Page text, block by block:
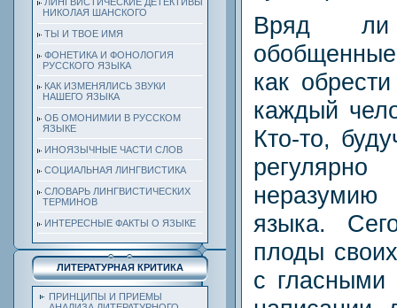
НИКОЛАЯ ШАНСКОГО
ТЫ И ТВОЕ ИМЯ
ФОНЕТИКА И ФОНОЛОГИЯ
РУССКОГО ЯЗЫКА
КАК ИЗМЕНЯЛИСЬ ЗВУКИ
НАШЕГО ЯЗЫКА
ОБ ОМОНИМИИ В РУССКОМ
ЯЗЫКЕ
ИНОЯЗЫЧНЫЕ ЧАСТИ СЛОВ
СОЦИАЛЬНАЯ ЛИНГВИСТИКА
СЛОВАРЬ ЛИНГВИСТИЧЕСКИХ
ТЕРМИНОВ
ИНТЕРЕСНЫЕ ФАКТЫ О ЯЗЫКЕ
ЛИТЕРАТУРНАЯ КРИТИКА
ПРИНЦИПЫ И ПРИЕМЫ
Вряд ли
как
каждый
Кто-то,
языка.
плоды
с гласными